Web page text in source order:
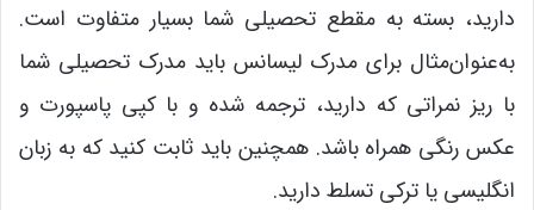
دارید، بسته به مقطع تحصیلی شما بسیار متفاوت است.
به‌عنوان‌مثال برای مدرک لیسانس باید مدرک تحصیلی شما
با ریز نمراتی که دارید، ترجمه شده و با کپی پاسپورت و
عکس رنگی همراه باشد. همچنین باید ثابت کنید که به زبان
انگلیسی یا ترکی تسلط دارید.